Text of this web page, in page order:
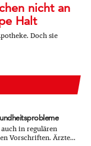
nicht an
Halt
Doch sie
in regulären
Vorschriften. Ärzte...